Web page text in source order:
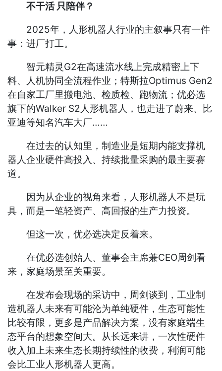
不干活 只陪伴？
2025年，人形机器人行业的主叙事只有一件
事：进厂打工。
智元精灵G2在高速流水线上完成精密上下
料、人机协同全流程作业；特斯拉Optimus Gen2
在自家工厂里搬电池、检质检、跑物流；优必选
旗下的Walker S2人形机器人，也走进了蔚来、比
亚迪等知名汽车大厂……
在过去的认知里，制造业是短期内能支撑机
器人企业硬件高投入、持续批量采购的最主要赛
道。
因为从企业的视角来看，人形机器人不是玩
具，而是一笔轻资产、高回报的生产力投资。
但这一次，优必选决定反着来。
在优必选创始人、董事会主席兼CEO周剑看
来，家庭场景至关重要。
在发布会现场的采访中，周剑谈到，工业制
造机器人未来有可能沦为单纯硬件，生态可能性
比较有限，更多是产品解决方案，没有家庭端生
态平台的想象空间大。从长远来讲，一次性硬件
收入加上未来生态长期持续性的收费，利润可能
会比工业人形机器人更高。